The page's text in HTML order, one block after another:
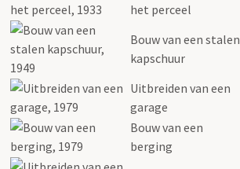
het perceel
Bouw van een stalen
kapschuur
Uitbreiden van een
garage
Bouw van een
berging